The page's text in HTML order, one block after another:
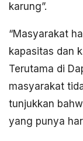
karung”.
“Masyarakat
kapasitas dan
Terutama di
masyarakat
tunjukkan
yang punya